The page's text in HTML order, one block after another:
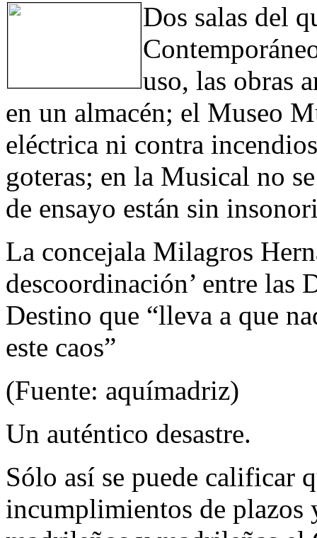
Dos salas del
uso, las obras
en un almacén; el Museo
eléctrica ni contra
goteras; en la Musical no
de ensayo están sin
La concejala Milagros
descoordinación’ entre las
Destino que “lleva a que
este caos”
(Fuente: aquímadriz)
Un auténtico desastre.
Sólo así se puede calificar
incumplimientos de